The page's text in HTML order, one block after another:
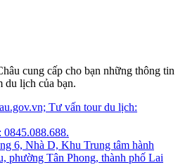
cung cấp cho bạn những thông tin
du lịch của bạn.
Tư vấn tour du lịch:
6, Nhà D, Khu Trung tâm hành
phường Tân Phong, thành phố Lai